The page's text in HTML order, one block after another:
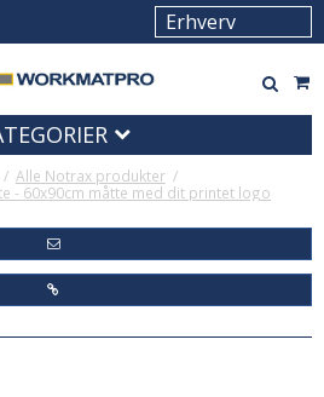
/ Alle Notrax produkter /
- 60x90cm måtte med dit printet logo